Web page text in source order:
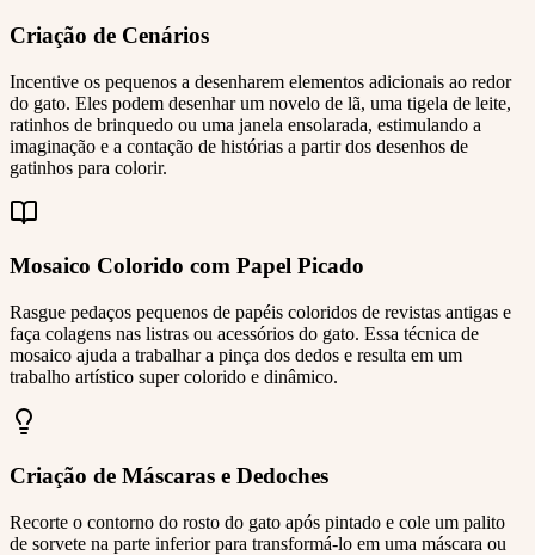
Criação de Cenários
Incentive os pequenos a desenharem elementos adicionais ao redor
do gato. Eles podem desenhar um novelo de lã, uma tigela de leite,
ratinhos de brinquedo ou uma janela ensolarada, estimulando a
imaginação e a contação de histórias a partir dos desenhos de
gatinhos para colorir.
Mosaico Colorido com Papel Picado
Rasgue pedaços pequenos de papéis coloridos de revistas antigas e
faça colagens nas listras ou acessórios do gato. Essa técnica de
mosaico ajuda a trabalhar a pinça dos dedos e resulta em um
trabalho artístico super colorido e dinâmico.
Criação de Máscaras e Dedoches
Recorte o contorno do rosto do gato após pintado e cole um palito
de sorvete na parte inferior para transformá-lo em uma máscara ou